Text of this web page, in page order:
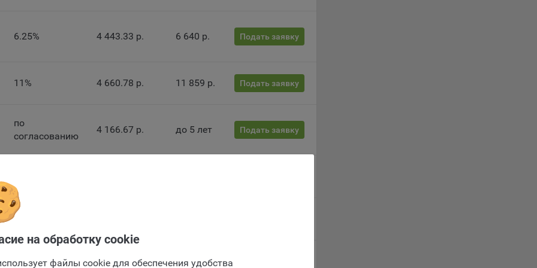
на обработку cookie
файлы cookie для обеспечения удобства
файлы cookie, например, определяющие имя пользователя.
в том числе имени пользователя или выбора языка, и для
повторных прохождений опросов пользователями. Подобные
cookie предпочтений, например, для настройки контента. Данные
cookie собирают информацию о выборе пользователя на сайте и его
и позволяют Обществу «запомнить» информацию о выбранном
файлы cookie, например Яндекс.Метрика, Google Analytics.
файлы cookie собирают информацию о том, как пользователь
сайты, и позволяют Обществу вносить в них улучшения.
файлы cookie показывают, какие страницы сайта Общества
чаще всего, помогают выявлять трудности, возникающие при
6.25% 4 443.33 р. 6 640 р. Подать заявку
11% 4 660.78 р. 11 859 р. Подать заявку
по
согласованию
4 166.67 р. до 5 лет Подать заявку
3%
4.65% 4 368.49 р. 4 844 р.
Отправить заявку
заявки